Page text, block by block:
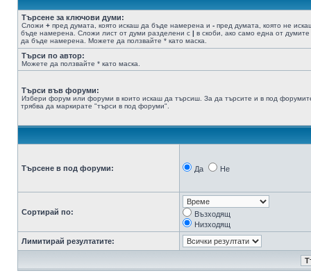
Търсене за ключови думи:
Сложи + пред думата, която искаш да бъде намерена и - пред думата, която не
бъде намерена. Сложи лист от думи разделени с | в скоби, ако само една от думите
да бъде намерена. Можете да ползвайте * като маска.
Търси по автор:
Можете да ползвайте * като маска.
Търси във форуми:
Избери форум или форуми в които искаш да търсиш. За да търсите и в под
трябва да маркирате "търси в под форуми".
Търсене в под форуми: Да Не
Сортирай по:
Възходящ
Низходящ
Лимитирай резултатите: